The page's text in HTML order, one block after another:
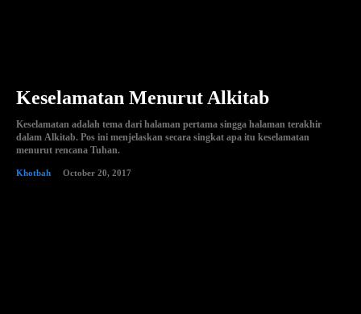
Keselamatan Menurut Alkitab
Keselamatan adalah tema dari halaman pertama singga halaman terakhir
dalam Alkitab. Pos ini menjelaskan secara singkat apa itu keselamatan
menurut rencana Tuhan.
Khotbah October 20, 2017